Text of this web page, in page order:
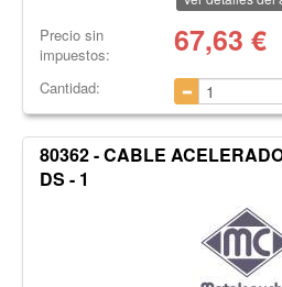
Precio sin
impuestos:
67,63 €
Cantidad:
80362 - CABLE
DS - 1